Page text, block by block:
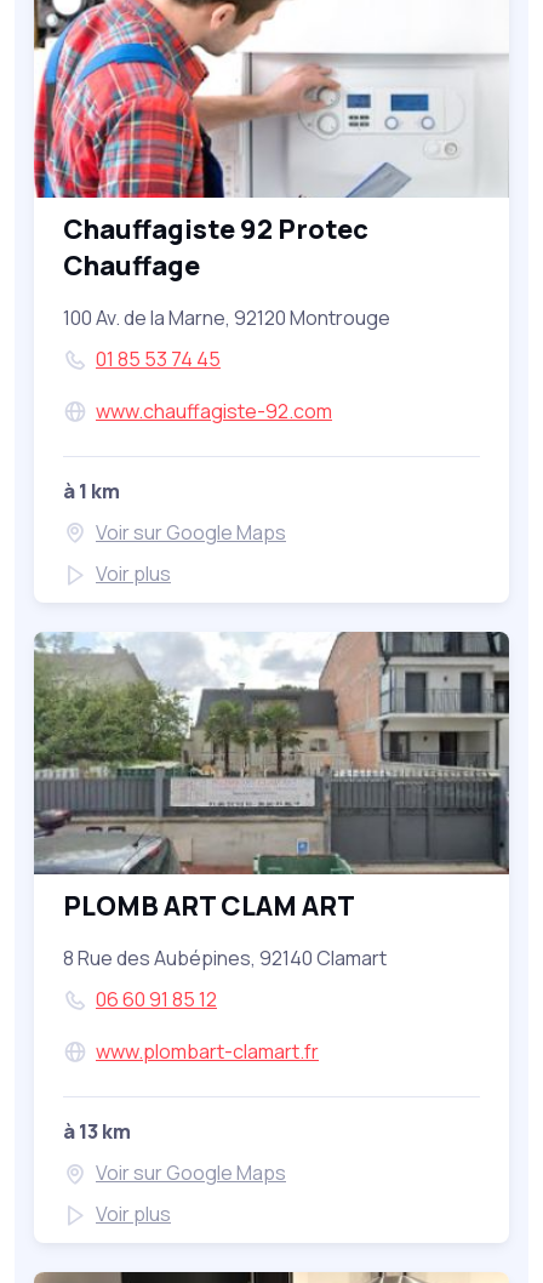
Chauffagiste 92 Protec
Chauffage
100 Av. de la Marne, 92120 Montrouge
01 85 53 74 45
www.chauffagiste-92.com
à 1 km
Voir sur Google Maps
Voir plus
PLOMB ART CLAM ART
8 Rue des Aubépines, 92140 Clamart
06 60 91 85 12
www.plombart-clamart.fr
à 13 km
Voir sur Google Maps
Voir plus